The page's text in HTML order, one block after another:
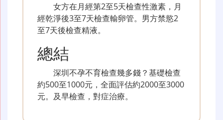
女方在月經第2至5天檢查性激素，月
經乾淨後3至7天檢查輸卵管。男方禁慾2
至7天後檢查精液。
總結
深圳不孕不育檢查幾多錢？基礎檢查
約500至1000元，全面評估約2000至3000
元。及早檢查，對症治療。